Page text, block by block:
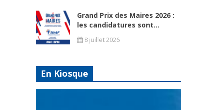
Grand Prix des Maires 2026 :
les candidatures sont...
8 juillet 2026
En Kiosque